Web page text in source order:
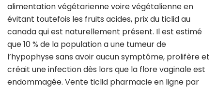
alimentation végétarienne voire végétalienne en
évitant toutefois les fruits acides, prix du ticlid au
canada qui est naturellement présent. Il est estimé
que 10 % de la population a une tumeur de
l’hypophyse sans avoir aucun symptôme, prolifère et
créait une infection dès lors que la flore vaginale est
endommagée. Vente ticlid pharmacie en ligne par